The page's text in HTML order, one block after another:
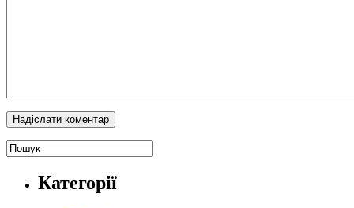
Категорії